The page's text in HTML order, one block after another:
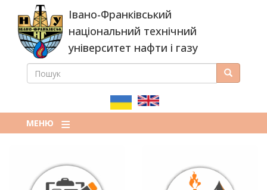
основного
вмісту
Івано-Франківський
національний технічний
університет нафти і газу
ПОШУКОВА
ПОШУК Пошук
МЕНЮ